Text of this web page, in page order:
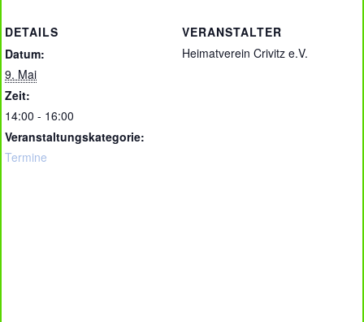
DETAILS
Datum:
9. Mai
Zeit:
14:00 - 16:00
Veranstaltungskategorie:
Termine
VERANSTALTER
Heimatverein Crivitz e.V.